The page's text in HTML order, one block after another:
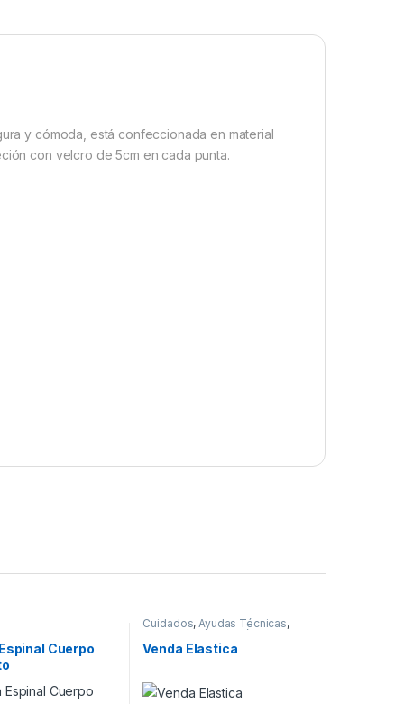
y cómoda, está confeccionada en material
con velcro de 5cm en cada punta.
Cuerpo
Cuidados,Ayudas Técnicas,
Compresión
Kinesiología,Vendajes
Venda Elastica